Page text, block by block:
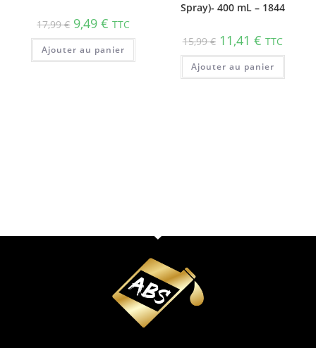
17,99€ 9,49€ TTC
Ajouter au panier
Spray)- 400 mL – 1844
15,99€ 11,41 € TTC
Ajouter au panier